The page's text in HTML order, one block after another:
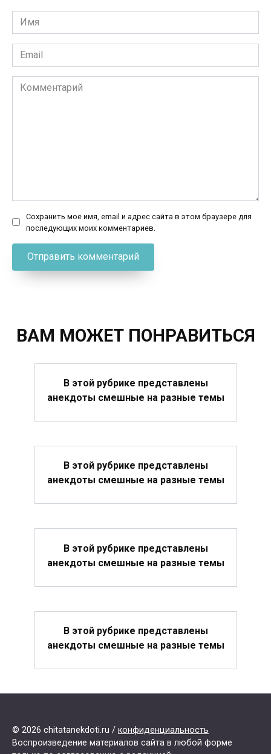
Имя
*
Email
*
Комментарий
Сохранить моё имя, email и адрес сайта в этом браузере для
последующих моих комментариев.
ВАМ МОЖЕТ ПОНРАВИТЬСЯ
В этой рубрике представлены
анекдоты смешные на разные темы
В этой рубрике представлены
анекдоты смешные на разные темы
В этой рубрике представлены
анекдоты смешные на разные темы
В этой рубрике представлены
анекдоты смешные на разные темы
© 2026 chitatanekdoti.ru / конфиденциальность
Воспроизведение материалов сайта в любой форме